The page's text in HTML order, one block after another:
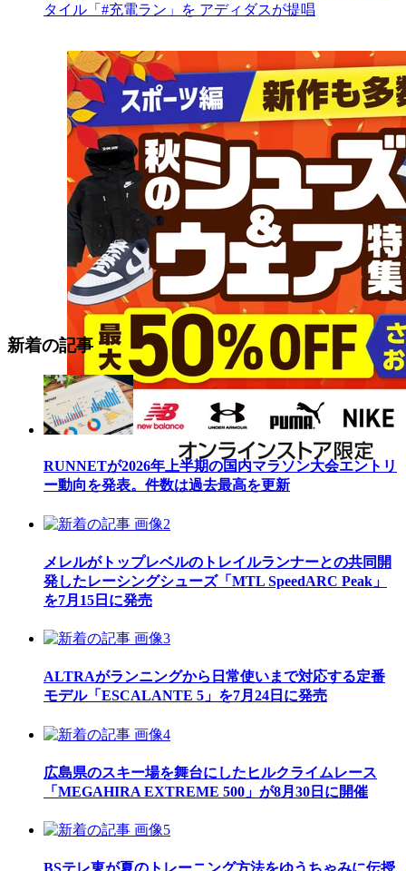
タイル「#充電ラン」を アディダスが提唱
新着の記事
RUNNETが2026年上半期の国内マラソン大会エントリ
ー動向を発表。件数は過去最高を更新
メレルがトップレベルのトレイルランナーとの共同開
発したレーシングシューズ「MTL SpeedARC Peak」
を7月15日に発売
ALTRAがランニングから日常使いまで対応する定番
モデル「ESCALANTE 5」を7月24日に発売
広島県のスキー場を舞台にしたヒルクライムレース
「MEGAHIRA EXTREME 500」が8月30日に開催